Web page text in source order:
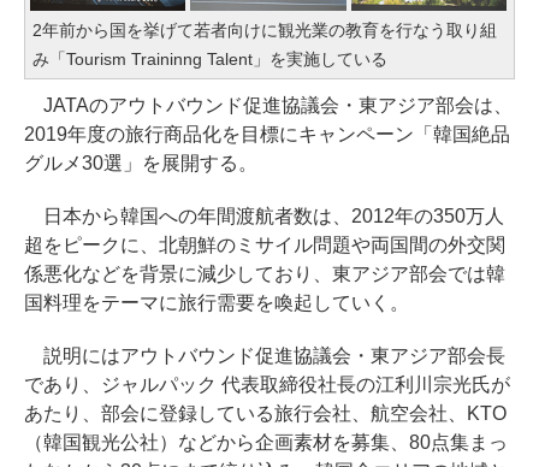
2年前から国を挙げて若者向けに観光業の教育を行なう取り組
み「Tourism Traininng Talent」を実施している
JATAのアウトバウンド促進協議会・東アジア部会は、
2019年度の旅行商品化を目標にキャンペーン「韓国絶品
グルメ30選」を展開する。
日本から韓国への年間渡航者数は、2012年の350万人
超をピークに、北朝鮮のミサイル問題や両国間の外交関
係悪化などを背景に減少しており、東アジア部会では韓
国料理をテーマに旅行需要を喚起していく。
説明にはアウトバウンド促進協議会・東アジア部会長
であり、ジャルパック 代表取締役社長の江利川宗光氏が
あたり、部会に登録している旅行会社、航空会社、KTO
（韓国観光公社）などから企画素材を募集、80点集まっ